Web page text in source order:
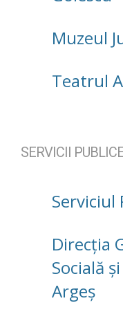
Muzeul
Teatrul
SERVICII
Serviciul
Direcţia
Socială
Argeş